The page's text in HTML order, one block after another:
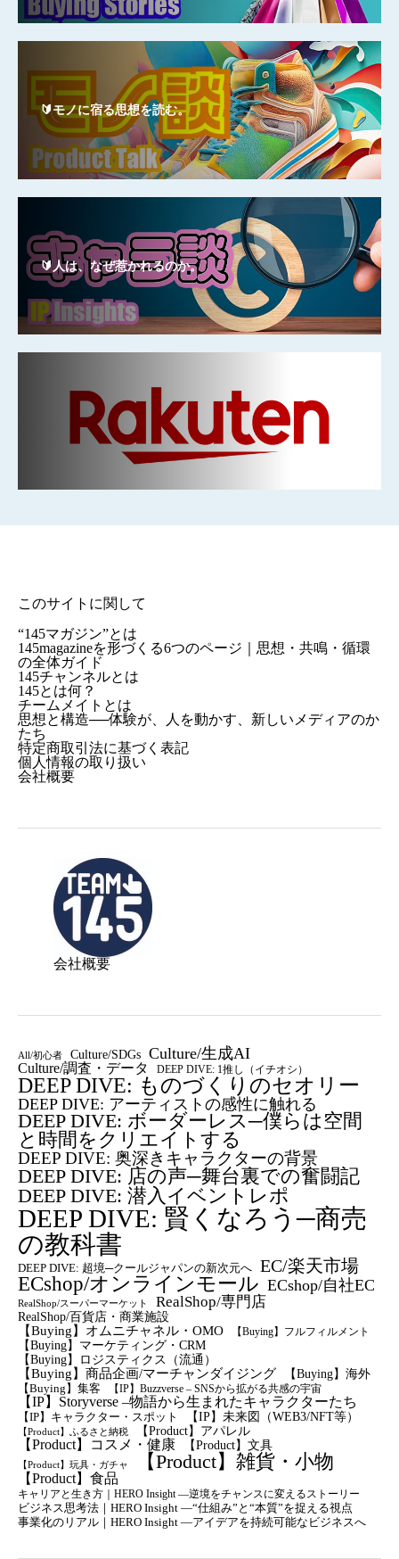
🔰モノに宿る思想を読む。
🔰人は、なぜ惹かれるのか。
このサイトに関して
“145マガジン”とは
145magazineを形づくる6つのページ｜思想・共鳴・循環
の全体ガイド
145チャンネルとは
145とは何？
チームメイトとは
思想と構造──体験が、人を動かす、新しいメディアのか
たち
特定商取引法に基づく表記
個人情報の取り扱い
会社概要
会社概要
All/初心者 Culture/SDGs Culture/生成AI
Culture/調査・データ DEEP DIVE: 1推し（イチオシ）
DEEP DIVE: ものづくりのセオリー
DEEP DIVE: アーティストの感性に触れる
DEEP DIVE: ボーダーレス─僕らは空間
と時間をクリエイトする
DEEP DIVE: 奥深きキャラクターの背景
DEEP DIVE: 店の声─舞台裏での奮闘記
DEEP DIVE: 潜入イベントレポ
DEEP DIVE: 賢くなろう─商売
の教科書
DEEP DIVE: 超境─クールジャパンの新次元へ EC/楽天市場
ECshop/オンラインモール ECshop/自社EC
RealShop/スーパーマーケット RealShop/専門店
RealShop/百貨店・商業施設
【Buying】オムニチャネル・OMO
【Buying】フルフィルメント
【Buying】マーケティング・CRM
【buying】ロジスティクス（流通）
【Buying】商品企画/マーチャンダイジング 【Buying】海外
【Buying】集客 【IP】Buzzverse – SNSから拡がる共感の宇宙
【IP】Storyverse –物語から生まれたキャラクターたち
【IP】キャラクター・スポット 【IP】未来図（WEB3/NFT等）
【Product】ふるさと納税 【Product】アパレル
【Product】コスメ・健康 【Product】文具
【Product】玩具・ガチャ 【Product】雑貨・小物
【Product】食品
キャリアと生き方｜HERO Insight —逆境をチャンスに変えるストーリー
ビジネス思考法｜HERO Insight —“仕組み”と“本質”を捉える視点
事業化のリアル｜HERO Insight —アイデアを持続可能なビジネスへ